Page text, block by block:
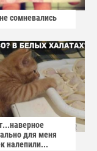
сомневались
для меня
налепили...